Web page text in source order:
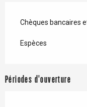
Chèques bancaires
Espèces
Périodes d'ouverture